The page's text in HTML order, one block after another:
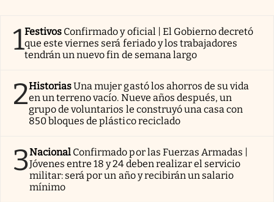
1Festivos Confirmado y oficial | El Gobierno decretó
que este viernes será feriado y los trabajadores
tendrán un nuevo fin de semana largo
2HistoriasUna mujer gastó los ahorros de su vida
en un terreno vacío. Nueve años después, un
grupo de voluntarios le construyó una casa con
850 bloques de plástico reciclado
3Nacional Confirmado por las Fuerzas Armadas |
Jóvenes entre 18 y 24 deben realizar el servicio
militar: será por un año y recibirán un salario
mínimo